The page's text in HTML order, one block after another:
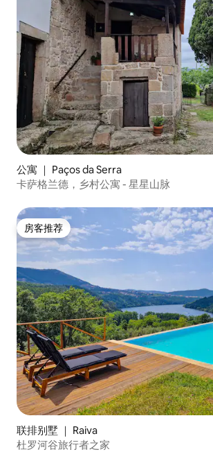
公寓 ｜ Paços da Serra
卡萨格兰德，乡村公寓 - 星星山脉
房客推荐
房客推荐
联排别墅 ｜ Raiva
杜罗河谷旅行者之家